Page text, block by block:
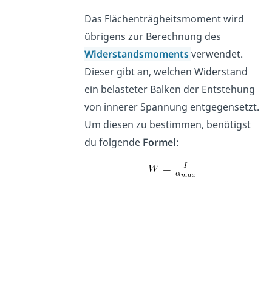
Das Flächenträgheitsmoment wird
übrigens zur Berechnung des
Widerstandsmomentsverwendet.
Dieser gibt an, welchen Widerstand
ein belasteter Balken der Entstehung
von innerer Spannung entgegensetzt.
Um diesen zu bestimmen, benötigst
du folgende Formel: